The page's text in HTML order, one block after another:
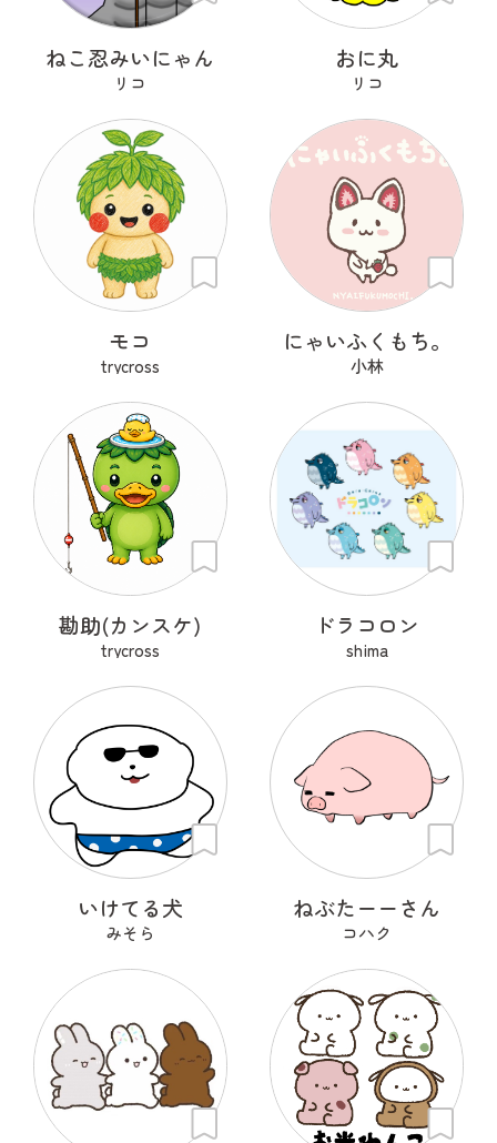
ねこ忍みいにゃん
リコ
おに丸
リコ
モコ
trycross
にゃいふくもち。
小林
勘助(カンスケ)
trycross
ドラコロン
shima
いけてる犬
みそら
ねぶたーーさん
コハク